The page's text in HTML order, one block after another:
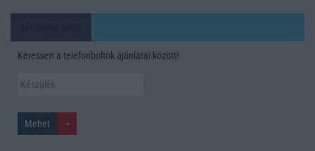
Keressen a telefonboltok ajánlatai között!